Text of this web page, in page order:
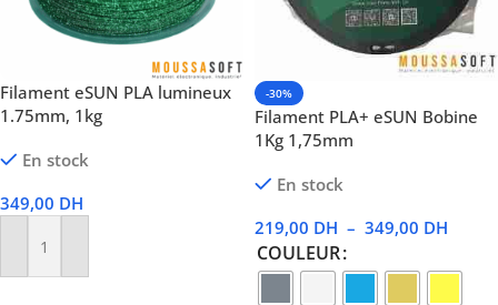
Filament eSUN PLA lumineux
1.75mm, 1kg
En stock
349,00 DH
Ajouter Au Panier
-30%
Filament PLA+ eSUN Bobine
1Kg 1,75mm
En stock
219,00 DH – 349,00 DH
COULEUR